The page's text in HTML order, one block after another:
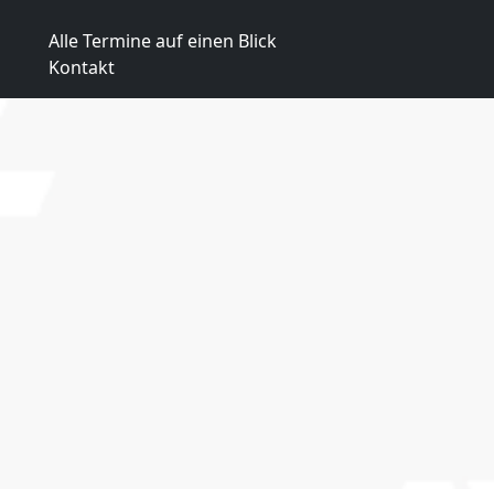
Alle Termine auf einen Blick
Kontakt